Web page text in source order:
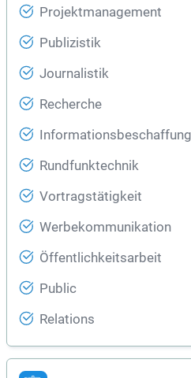
Projektmanagement
Publizistik
Journalistik
Recherche
Informationsbeschaffung
Rundfunktechnik
Vortragstätigkeit
Werbekommunikation
Öffentlichkeitsarbeit
Public
Relations